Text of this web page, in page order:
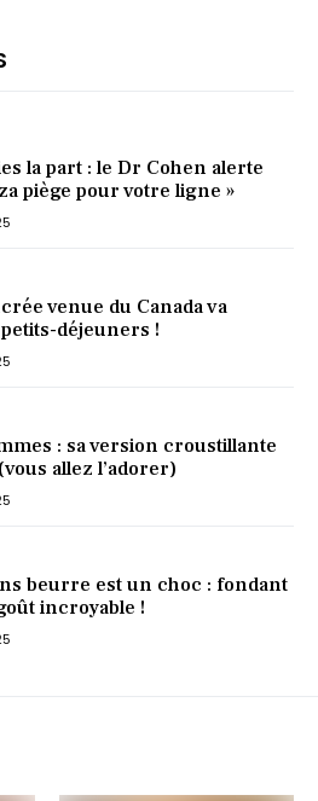
la part : le Dr Cohen alerte
piège pour votre ligne »
venue du Canada va
déjeuners !
: sa version croustillante
allez l’adorer)
beurre est un choc : fondant
incroyable !